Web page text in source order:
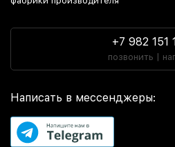
+7 982 151
позвонить |
Написать в мессенджеры: